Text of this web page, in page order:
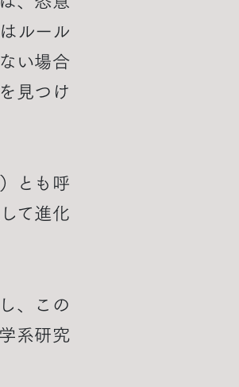
ルール
い場合
見つけ
とも呼
て進化
、この
系研究